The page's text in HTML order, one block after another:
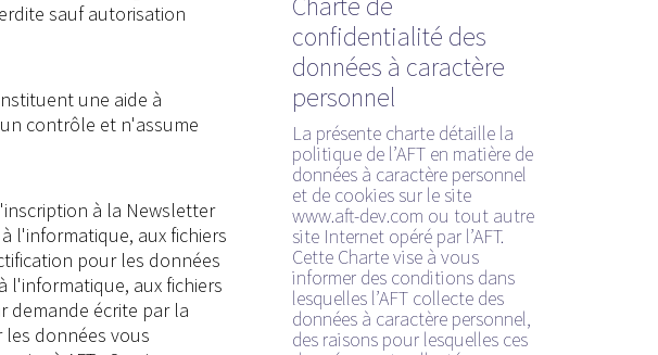
sauf autorisation
une aide à
contrôle et n'assume
à la Newsletter
l'informatique, aux fichiers
pour les données
l'informatique, aux fichiers
demande écrite par la
données vous
confidentialité des
données à caractère
personnel
La présente charte détaille la
politique de l’AFT en matière de
données à caractère personnel
et de cookies sur le site
www.aft-dev.com ou tout autre
site Internet opéré par l’AFT.
Cette Charte vise à vous
informer des conditions dans
lesquelles l’AFT collecte des
données à caractère personnel,
des raisons pour lesquelles ces